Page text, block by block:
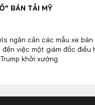
Nhân vật
Quản trị
BÁN TẢI MỸ
cản các mẫu xe
việc một giám đốc
khởi xướng.